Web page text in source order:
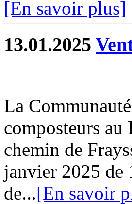
[En savoir plus]
13.01.2025
La
composteurs
chemin de
janvier 2025 de
de...[En savoir